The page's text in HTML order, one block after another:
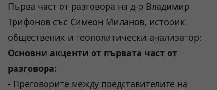
Първа част от разговора на д-р Владимир
Трифонов със Симеон Миланов, историк,
общественик и геополитически анализатор:
Основни акценти от първата част от
разговора:
- Преговорите между представителите на